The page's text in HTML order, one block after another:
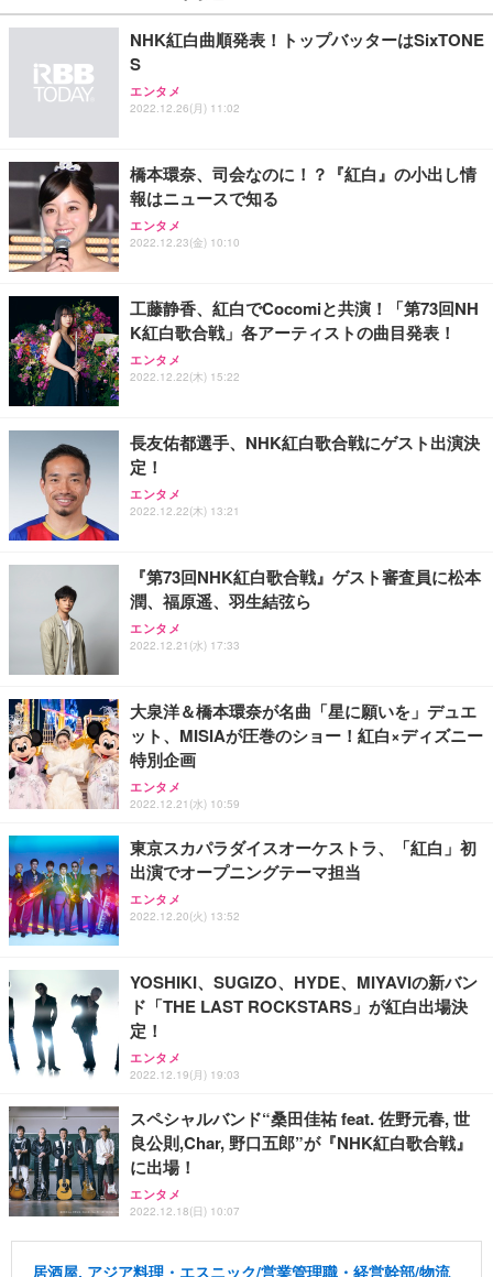
￥27,999
ワーク チェア 強化バックレスト 30度ロッキング機
能 人間工学 椅子 腰サポート 90度跳ね上げ式アーム
務用 おしゃれ パソコンチェア (ブラック)
Sezlife オフィスチェア デスクチェア 疲れない テレ
ワーク チェア 強化バックレスト 30度ロッキング機
能 人間工学 椅子 腰サポート 90度跳ね上げ式アーム
務用 おしゃれ パソコンチェア (ホワイト)
ANDWINT オフィスチェア デスクチェア 肘なし メ
ッシュ 通気性 ランバーサポート付き 腰サポート ガ
ス圧無段階昇降 360度回転 キャスター付き コンパク
￥109,572
【純正品】27"ゲーミングモニター DualSense 充電
フック付き（CFI-ZDM1J）
【整備済み品】Dell E2724HS 27インチ 液晶モニタ
ー フルHD（1920×1080）VA 非光沢 HDMI/DisplayP
ort/VGA スピーカー内蔵 高さ調整 スイベル VESA対
【MiniLED/24.5inch/280Hz/FHD】GRAPHT THE S
HOOTER Gaming Monitor 24” Essential ゲーミン
グモニター QD 24.5インチ 1ms FHD 量子ドット 残
￥3,234
ネオ・ルーライフ ネオ・オムツ L 中型犬用 26枚入
り 単品
Smart Basic(スマートベーシック) 【Amazon.co.jp
限定】 Smart Basic アイリスオーヤマ ペットシーツ
超厚型 お徳用 ワイド 100枚入 (x 1) (ケース販売)
アイリスオーヤマ ペットシーツ 超厚型 お徳用 レギ
ュラー 200枚入【Amazon.co.jp限定】
NHK紅白曲順発表！トップバッターはSixTONE
S
エンタメ
2022.12.26(月) 11:02
橋本環奈、司会なのに！？『紅白』の小出し情
報はニュースで知る
エンタメ
2022.12.23(金) 10:10
工藤静香、紅白でCocomiと共演！「第73回NH
K紅白歌合戦」各アーティストの曲目発表！
エンタメ
2022.12.22(木) 15:22
長友佑都選手、NHK紅白歌合戦にゲスト出演決
定！
エンタメ
2022.12.22(木) 13:21
『第73回NHK紅白歌合戦』ゲスト審査員に松本
潤、福原遥、羽生結弦ら
エンタメ
2022.12.21(水) 17:33
大泉洋＆橋本環奈が名曲「星に願いを」デュエ
ット、MISIAが圧巻のショー！紅白×ディズニー
特別企画
エンタメ
2022.12.21(水) 10:59
東京スカパラダイスオーケストラ、「紅白」初
出演でオープニングテーマ担当
エンタメ
2022.12.20(火) 13:52
YOSHIKI、SUGIZO、HYDE、MIYAVIの新バン
ド「THE LAST ROCKSTARS」が紅白出場決
定！
エンタメ
2022.12.19(月) 19:03
スペシャルバンド“桑田佳祐 feat. 佐野元春, 世
良公則,Char, 野口五郎”が『NHK紅白歌合戦』
に出場！
エンタメ
2022.12.18(日) 10:07
居酒屋, アジア料理・エスニック/営業管理職・経営幹部/物流